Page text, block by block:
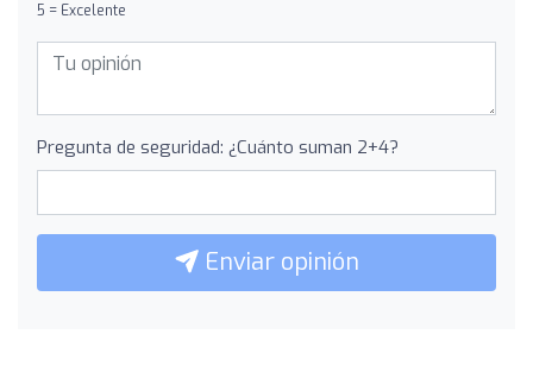
5 = Excelente
Pregunta de seguridad: ¿Cuánto suman 2+4?
Enviar opinión